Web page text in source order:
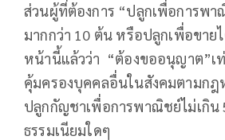
ส่วนผู้ที่ต้องการ “ปลูกเพื่อการพ
มากกว่า 10 ต้น หรือปลูกเพื่อขา
หน้านี้แล้วว่า “ต้องขออนุญาต”เ
คุ้มครองบุคคลอื่นในสังคมตามกฎ
ปลูกกัญชาเพื่อการพาณิชย์ไม่เกิน
ธรรมเนียมใดๆ